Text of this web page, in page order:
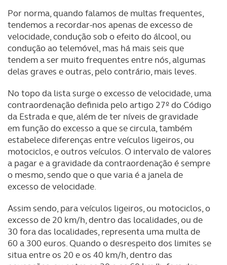
Por norma, quando falamos de multas frequentes,
tendemos a recordar-nos apenas de excesso de
velocidade, condução sob o efeito do álcool, ou
condução ao telemóvel, mas há mais seis que
tendem a ser muito frequentes entre nós, algumas
delas graves e outras, pelo contrário, mais leves.
No topo da lista surge o excesso de velocidade, uma
contraordenação definida pelo artigo 27º do Código
da Estrada e que, além de ter níveis de gravidade
em função do excesso a que se circula, também
estabelece diferenças entre veículos ligeiros, ou
motociclos, e outros veículos. O intervalo de valores
a pagar e a gravidade da contraordenação é sempre
o mesmo, sendo que o que varia é a janela de
excesso de velocidade.
Assim sendo, para veículos ligeiros, ou motociclos, o
excesso de 20 km/h, dentro das localidades, ou de
30 fora das localidades, representa uma multa de
60 a 300 euros. Quando o desrespeito dos limites se
situa entre os 20 e os 40 km/h, dentro das